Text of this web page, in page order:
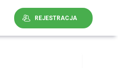
REJESTRACJA